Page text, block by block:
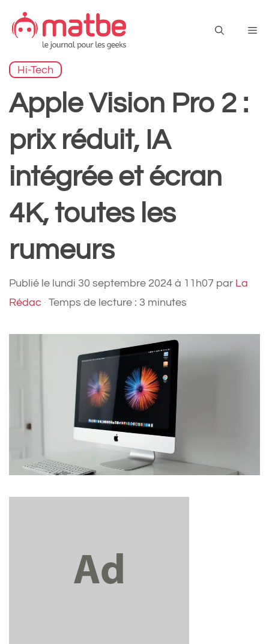
contenu
Hi-Tech
Apple Vision Pro 2 :
prix réduit, IA
intégrée et écran
4K, toutes les
rumeurs
Publié le lundi 30 septembre 2024 à 11h07 par La
Rédac · Temps de lecture : 3 minutes